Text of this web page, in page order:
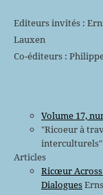
Editeurs invités :
Lauxen
Co-éditeurs :
Volume 17,
"Ricoeur à
interculturels"
Articles
Ricœur
Dialogues